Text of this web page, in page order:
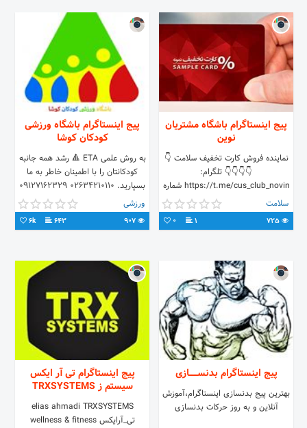
پیج اینستاگرام باشگاه مشتریان
نوین
نماینده فروش کارت تخفیف سلامت 👇
👇👇👇👇 تلگرام‌:
https://t.me/cus_club_novin شماره
تماس :02188935741 ایمیل
:info.novinOOJ@gmail.com
سلامت
1
0
پیج اینستاگرام باشگاه ورزشی
کودکان کوشا
به روش علمی ETA 🔺️ رشد همه جانبه
کودکانتان را با اطمینان خاطر به ما
بسپارید. 02634210110 09127162329
09125093279 ساعات تماس : ۹:۳۰
الی ۱۳ _ ۱۵ الی ۱۹
ورزشی
643
6k
پیج اینستاگرام بدنســــــازی
بهترین پیج بدنسازی اینستاگرام،آموزش
آنلاین و به روز حرکات بدنسازی
پیج اینستاگرام تی آر ایکس
سیستم ز TRXSYSTEMS
elias ahmadi TRXSYSTEMS
تی_آرایکس wellness & fitness